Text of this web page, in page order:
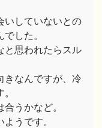
いしていないとの
した。
と思われたらスル
きなんですが、冷
うかなど。
うです。